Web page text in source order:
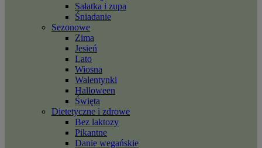
Sałatka i zupa
Śniadanie
Sezonowe
Zima
Jesień
Lato
Wiosna
Walentynki
Halloween
Święta
Dietetyczne i zdrowe
Bez laktozy
Pikantne
Danie wegańskie